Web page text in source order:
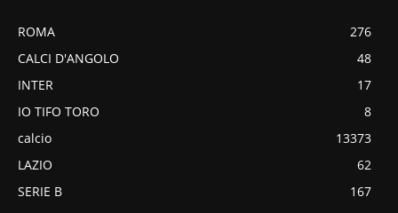
ROMA
276
CALCI D'ANGOLO
48
INTER
17
IO TIFO TORO
8
calcio
13373
LAZIO
62
SERIE B
167